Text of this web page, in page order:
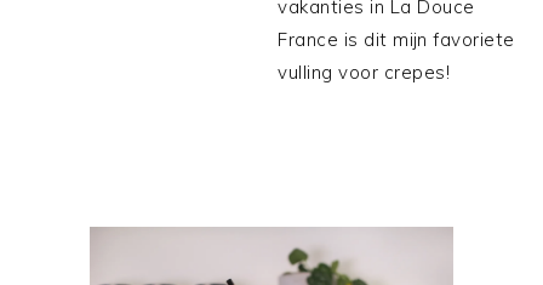
vakanties in La Douce
France is dit mijn favoriete
vulling voor crepes!